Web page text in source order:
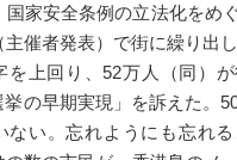
国家安全条例の立法化をめ
主催者発表）で街に繰り出
を上回り、52万人（同）
挙の早期実現」を訴えた。
ない。忘れようにも忘れ